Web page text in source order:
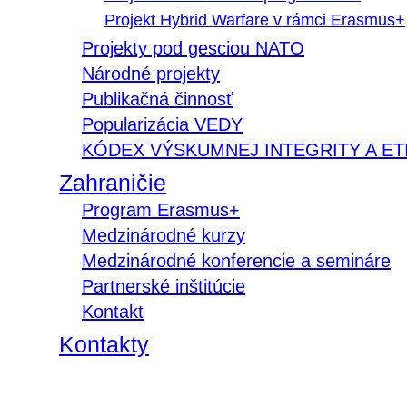
Projekt Hybrid Warfare v rámci Erasmus+
Projekty pod gesciou NATO
Národné projekty
Publikačná činnosť
Popularizácia VEDY
KÓDEX VÝSKUMNEJ INTEGRITY A
Zahraničie
Program Erasmus+
Medzinárodné kurzy
Medzinárodné konferencie a semináre
Partnerské inštitúcie
Kontakt
Kontakty